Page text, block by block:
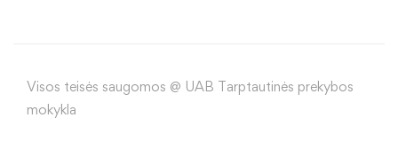
Visos teisės saugomos @ UAB Tarptautinės prekybos
mokykla